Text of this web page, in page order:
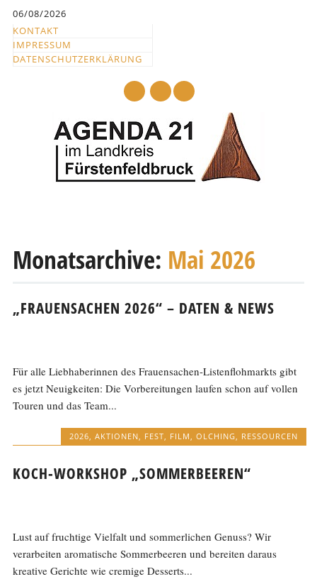
springen
06/08/2026
KONTAKT
IMPRESSUM
DATENSCHUTZERKLÄRUNG
zum
Monatsarchive: Mai 2026
„FRAUENSACHEN 2026“ – DATEN & NEWS
Für alle Liebhaberinnen des Frauensachen-Listenflohmarkts gibt
es jetzt Neuigkeiten: Die Vorbereitungen laufen schon auf vollen
Touren und das Team...
2026, AKTIONEN, FEST, FILM, OLCHING, RESSOURCEN
KOCH-WORKSHOP „SOMMERBEEREN“
Lust auf fruchtige Vielfalt und sommerlichen Genuss? Wir
verarbeiten aromatische Sommerbeeren und bereiten daraus
kreative Gerichte wie cremige Desserts...